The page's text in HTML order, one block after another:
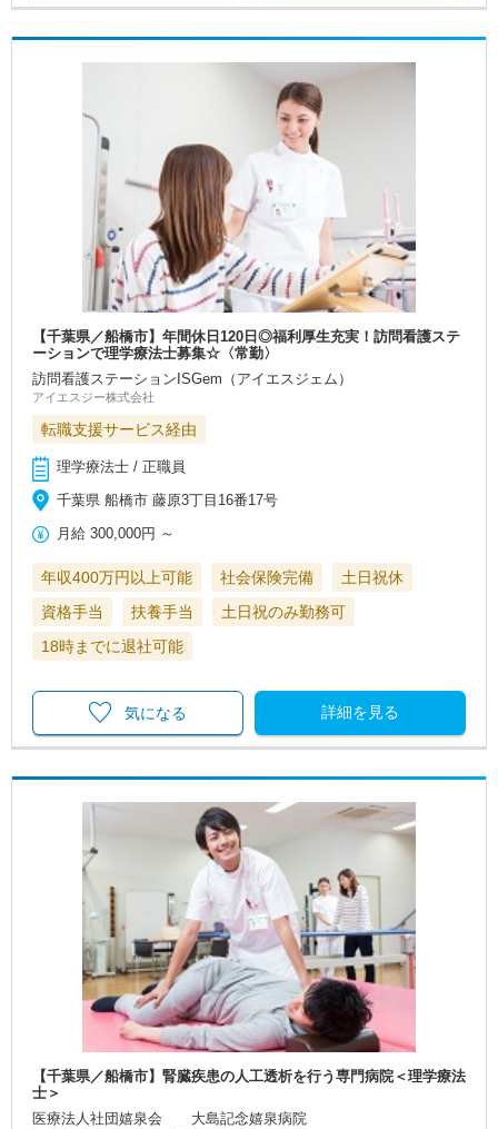
【千葉県／船橋市】年間休日120日◎福利厚生充実！訪問看護ステ
ーションで理学療法士募集☆〈常勤〉
訪問看護ステーションISGem（アイエスジェム）
アイエスジー株式会社
転職支援サービス経由
理学療法士 / 正職員
千葉県 船橋市 藤原3丁目16番17号
月給 300,000円 ～
年収400万円以上可能 社会保険完備
土日祝休
資格手当
扶養手当
土日祝のみ勤務可
18時までに退社可能
詳細を見る
気になる
【千葉県／船橋市】腎臓疾患の人工透析を行う専門病院＜理学療法
士＞
医療法人社団嬉泉会 大島記念嬉泉病院